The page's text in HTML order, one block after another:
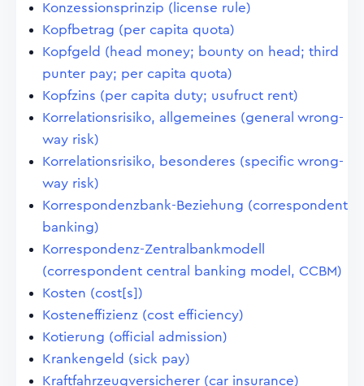
Konzessionsprinzip (license rule)
Kopfbetrag (per capita quota)
Kopfgeld (head money; bounty on head; third
punter pay; per capita quota)
Kopfzins (per capita duty; usufruct rent)
Korrelationsrisiko, allgemeines (general wrong-
way risk)
Korrelationsrisiko, besonderes (specific wrong-
way risk)
Korrespondenzbank-Beziehung (correspondent
banking)
Korrespondenz-Zentralbankmodell
(correspondent central banking model, CCBM)
Kosten (cost[s])
Kosteneffizienz (cost efficiency)
Kotierung (official admission)
Krankengeld (sick pay)
Kraftfahrzeugversicherer (car insurance)